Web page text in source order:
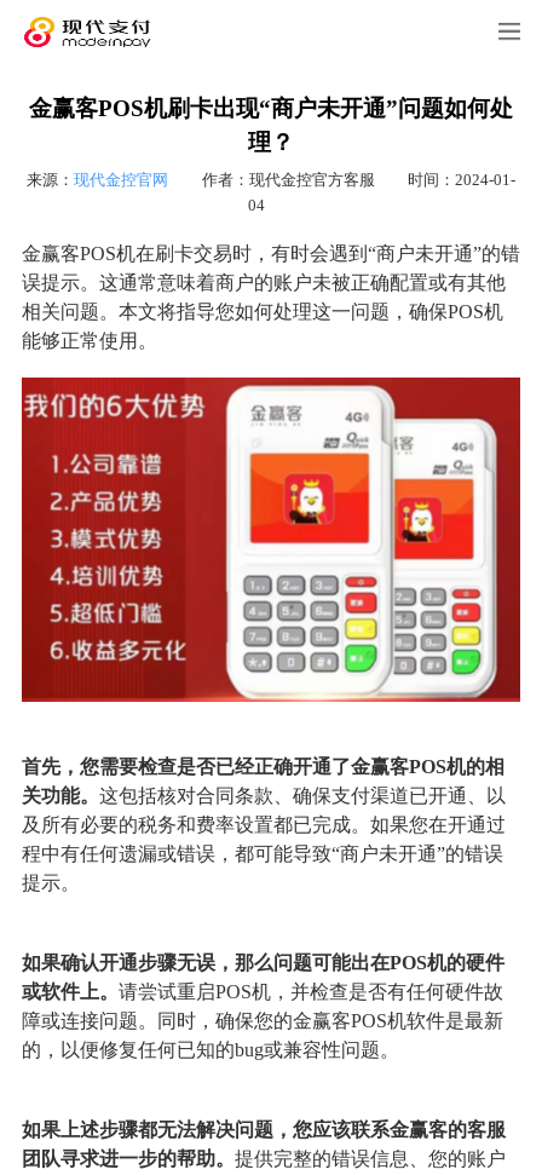
金赢客POS机刷卡出现“商户未开通”问题如何处
理？
来源： 现代金控官网 作者：现代金控官方客服
时间：2024-01-
04
金赢客POS机在刷卡交易时，有时会遇到“商户未开通”的错
误提示。这通常意味着商户的账户未被正确配置或有其他
相关问题。本文将指导您如何处理这一问题，确保POS机
能够正常使用。
首先，您需要检查是否已经正确开通了金赢客POS机的相
关功能。 这包括核对合同条款、确保支付渠道已开通、以
及所有必要的税务和费率设置都已完成。如果您在开通过
程中有任何遗漏或错误，都可能导致“商户未开通”的错误
提示。
如果确认开通步骤无误，那么问题可能出在POS机的硬件
或软件上。 请尝试重启POS机，并检查是否有任何硬件故
障或连接问题。同时，确保您的金赢客POS机软件是最新
的，以便修复任何已知的bug或兼容性问题。
如果上述步骤都无法解决问题，您应该联系金赢客的客服
团队寻求进一步的帮助。 提供完整的错误信息、您的账户